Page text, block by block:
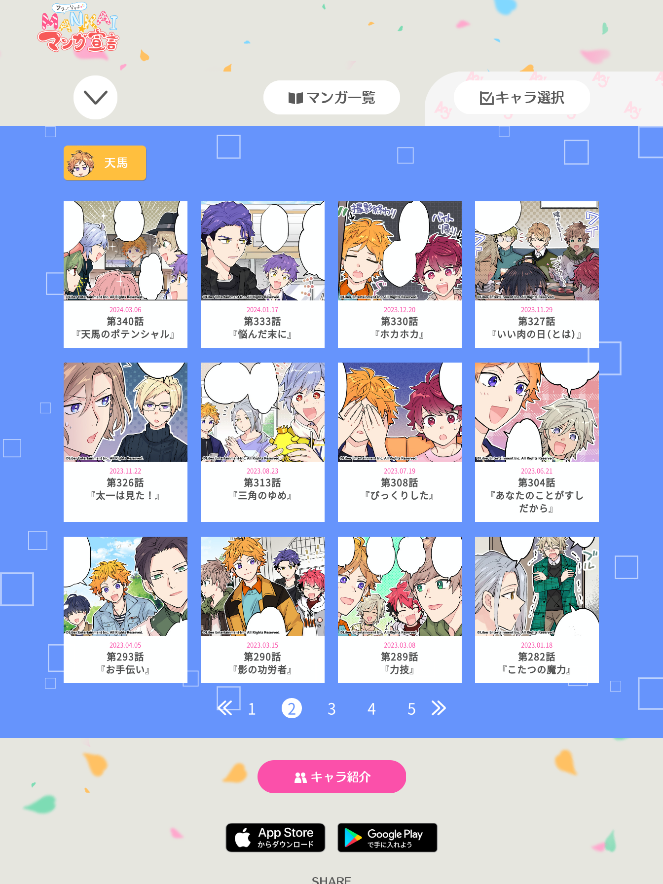
2024.03.06
第340話
『天馬のポテンシャル』
2024.01.17
第333話
『悩んだ末に』
2023.12.20
第330話
『ホカホカ』
2023.11.29
第327話
『いい肉の日（とは）』
2023.11.22
第326話
『太一は見た！』
2023.08.23
第313話
『三角のゆめ』
2023.07.19
第308話
『びっくりした』
2023.06.21
第304話
『あなたのことがすし
だから』
2023.04.05
第293話
『お手伝い』
2023.03.15
第290話
『影の功労者』
2023.03.08
第289話
『力技』
2023.01.18
第282話
『こたつの魔力』
1 2 3 4 5